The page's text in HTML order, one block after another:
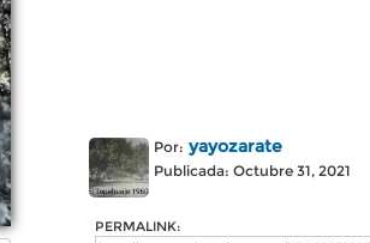
Por: yayozarate
Publicada: Octubre 31, 2021
PERMALINK: